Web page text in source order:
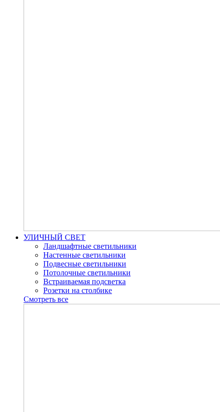
УЛИЧНЫЙ СВЕТ
Ландшафтные светильники
Настенные светильники
Подвесные светильники
Потолочные светильники
Встраиваемая подсветка
Розетки на столбике
Смотреть все